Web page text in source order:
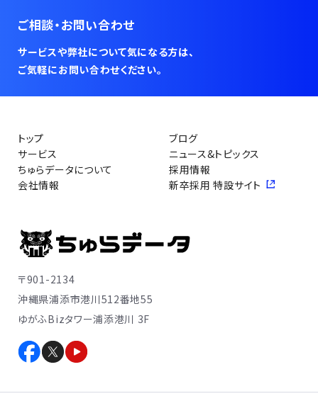
ご相談・お問い合わせ
サービスや弊社について気になる方は、
ご気軽にお問い合わせください。
〒901-2134
沖縄県浦添市港川512番地55
ゆがふBizタワー浦添港川 3F
トップ
ブログ
サービス
ニュース&トピックス
ちゅらデータについて
採用情報
会社情報
新卒採用 特設サイト